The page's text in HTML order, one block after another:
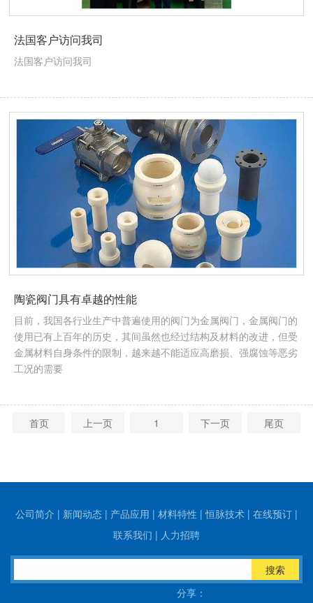
法国客户访问我司
法国客户访问我司
陶瓷阀门具有卓越的性能
目前，我国各行业生产中普遍使用的阀门为金属阀门，金属阀门的
使用已有上百年的历史，其间虽然也经过结构及材料的改进，但受
金属材料自身条件的限制，越来越不能适应高磨损、强腐蚀等恶劣
工况的需要
首页 上一页 1 下一页 尾页
公司简介 | 新闻动态 | 产品应用 | 材料特性 |恒脉技术 | 在线预订 |
联系我们 | 人力招聘
搜索
分享：